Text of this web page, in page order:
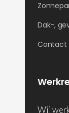
Dak-,
Contact
Wij